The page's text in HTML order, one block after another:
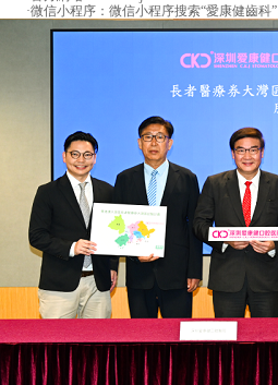
·微信小程序：微信小程序搜索“愛康健齒科”